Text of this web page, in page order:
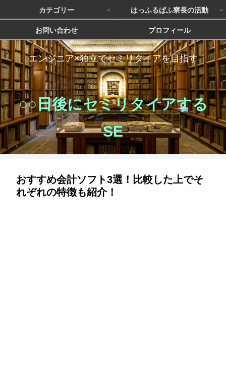
エンジニア×独立でセミリタイアを目指す
○○日後にセミリタイアする
SE
カテゴリー はっふるぱふ寮長の活動
お問い合わせ プロフィール
おすすめ会計ソフト3選！比較した上でそ
れぞれの特徴も紹介！